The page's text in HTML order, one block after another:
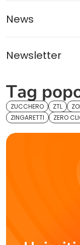
News
Newsletter
Tag
ZUCCHERO ZTL
ZINGARETTI
ZERO